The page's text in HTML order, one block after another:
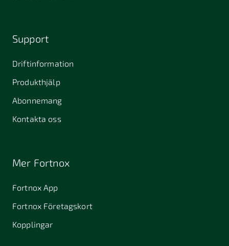
Support
Driftinformation
Produkthjälp
Abonnemang
Kontakta oss
Mer Fortnox
Fortnox App
Fortnox Företagskort
Kopplingar